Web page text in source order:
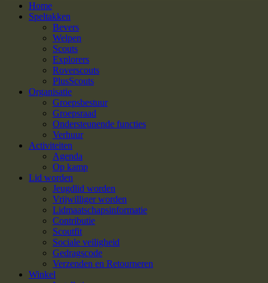
Home
Speltakken
Bevers
Welpen
Scouts
Explorers
Roverscouts
PlusScouts
Organisatie
Groepsbestuur
Groepsraad
Ondersteunende functies
Verhuur
Activiteiten
Agenda
Op kamp
Lid worden
Jeugdlid worden
Vrijwilliger worden
Lidmaatschapsinformatie
Contributie
Scoutfit
Sociale veiligheid
Gedragscode
Verzenden en Retourneren
Winkel